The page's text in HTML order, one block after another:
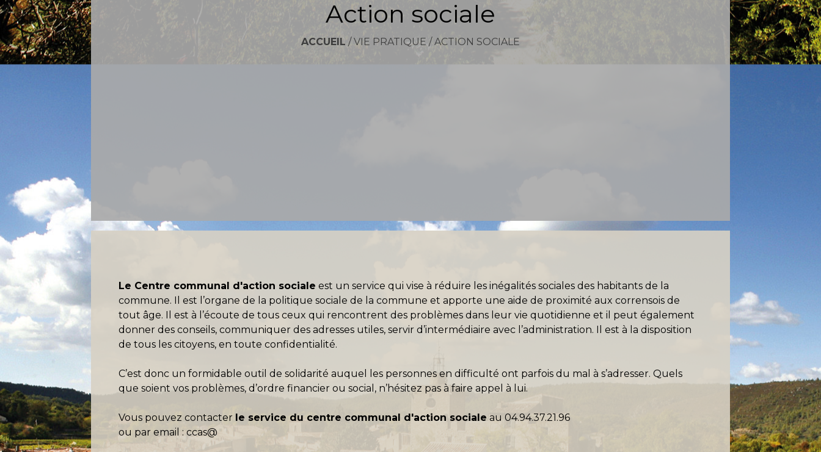
Action sociale
ACCUEIL /VIE PRATIQUE /ACTION SOCIALE
Le Centre communal d'action sociale est un service qui vise à réduire les inégalités sociales des habitants de la
commune. Il est l’organe de la politique sociale de la commune et apporte une aide de proximité aux corrensois de
tout âge. Il est à l’écoute de tous ceux qui rencontrent des problèmes dans leur vie quotidienne et il peut également
donner des conseils, communiquer des adresses utiles, servir d’intermédiaire avec l’administration. Il est à la disposition
de tous les citoyens, en toute confidentialité.
C’est donc un formidable outil de solidarité auquel les personnes en difficulté ont parfois du mal à s’adresser. Quels
que soient vos problèmes, d’ordre financier ou social, n’hésitez pas à faire appel à lui.
Vous pouvez contacter le service du centre communal d'action sociale au04.94.37.21.96
ou par email :ccas@